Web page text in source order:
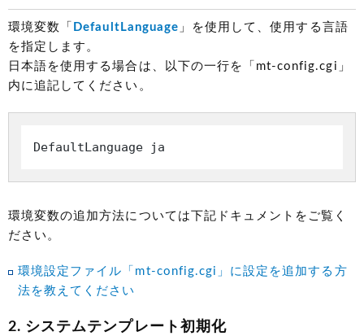
環境変数「 DefaultLanguage 」を使用して、使用する言語
を指定します。
日本語を使用する場合は、以下の一行を「mt-config.cgi」
内に追記してください。
DefaultLanguage ja
環境変数の追加方法については下記ドキュメントをご覧く
ださい。
環境設定ファイル「mt-config.cgi」に設定を追加する方
法を教えてください
2. システムテンプレート初期化